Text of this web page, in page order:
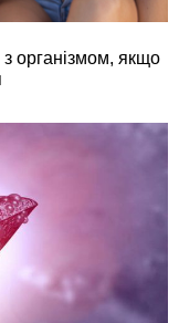
з організмом, якщо